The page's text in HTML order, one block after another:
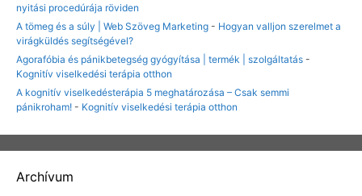
nyitási procedúrája röviden
A tömeg és a súly | Web Szöveg Marketing - Hogyan valljon szerelmet a
virágküldés segítségével?
Agorafóbia és pánikbetegség gyógyítása | termék | szolgáltatás -
Kognitív viselkedési terápia otthon
A kognitív viselkedésterápia 5 meghatározása – Csak semmi
pánikroham! - Kognitív viselkedési terápia otthon
Archívum